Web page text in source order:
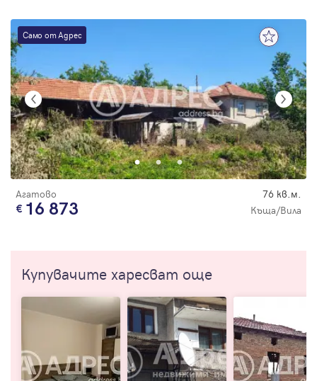
Само от Адрес
Агатово 76 кв.м.
16 873 Къща/Вила
Купувачите харесват още